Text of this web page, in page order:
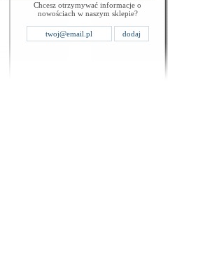
Chcesz otrzymywać informacje o
nowościach w naszym sklepie?